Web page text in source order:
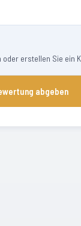
erstellen Sie ein
abgeben